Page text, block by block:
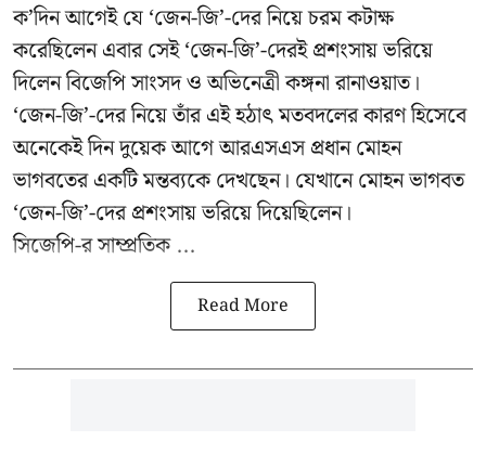
ক’দিন আগেই যে ‘জেন-জি’-দের নিয়ে চরম কটাক্ষ
করেছিলেন এবার সেই ‘জেন-জি’-দেরই প্রশংসায় ভরিয়ে
দিলেন বিজেপি সাংসদ ও অভিনেত্রী কঙ্গনা রানাওয়াত।
‘জেন-জি’-দের নিয়ে তাঁর এই হঠাৎ মতবদলের কারণ হিসেবে
অনেকেই দিন দুয়েক আগে আরএসএস প্রধান মোহন
ভাগবতের একটি মন্তব্যকে দেখছেন। যেখানে মোহন ভাগবত
‘জেন-জি’-দের প্রশংসায় ভরিয়ে দিয়েছিলেন।
সিজেপি-রসাম্প্রতিক ...
Read More